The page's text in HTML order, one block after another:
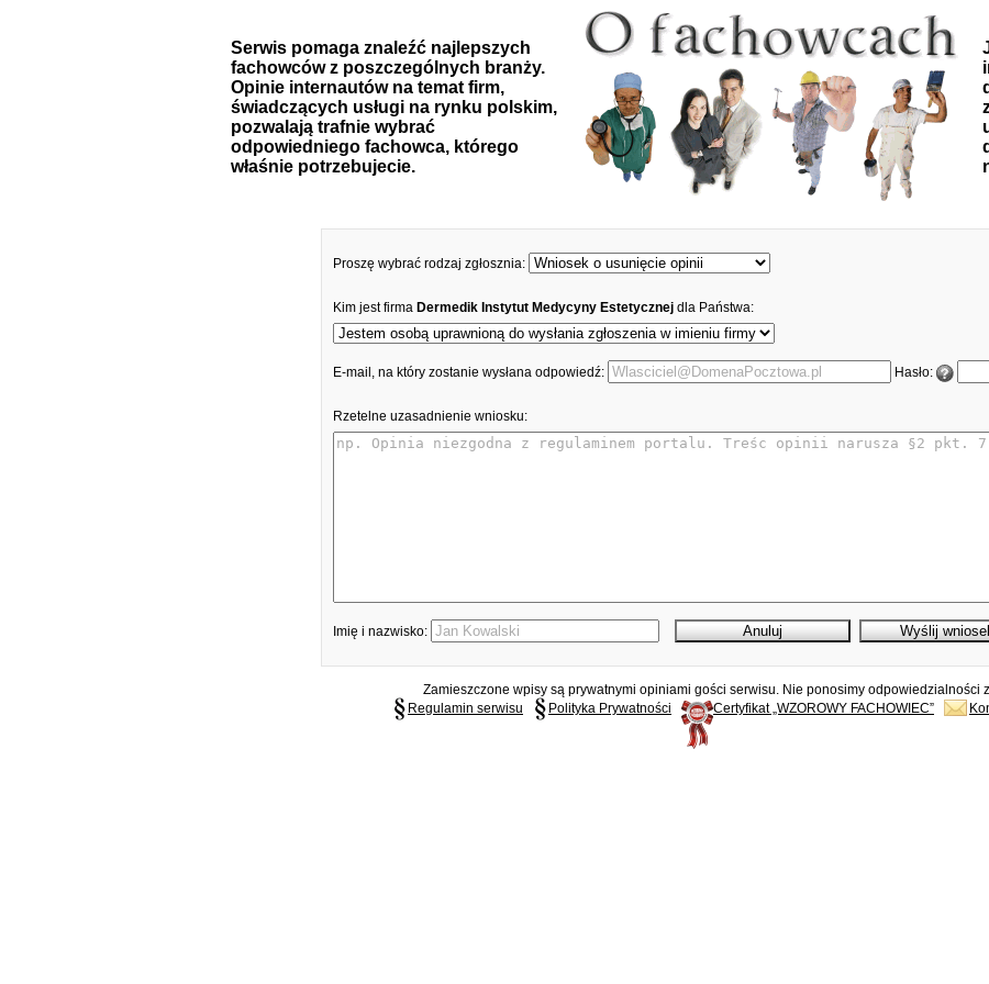
Serwis pomaga znaleźć najlepszych
fachowców z poszczególnych branży.
Opinie internautów na temat firm,
świadczących usługi na rynku polskim,
pozwalają trafnie wybrać
odpowiedniego fachowca, którego
właśnie potrzebujecie.
Proszę wybrać rodzaj zgłosznia:
Kim jest firma Dermedik Instytut Medycyny Estetycznej dla Państwa:
E-mail, na który zostanie wysłana odpowiedź: Hasło:
Rzetelne uzasadnienie wniosku:
Imię i nazwisko:
Zamieszczone wpisy są prywatnymi opiniami gości serwisu. Nie ponosimy odpowiedzialności
Regulamin serwisu
Polityka Prywatności Certyfikat „WZOROWY FACHOWIEC”